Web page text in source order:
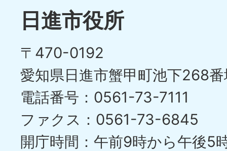
イ
目
の
ス
ラ
イ
ド
日進市役所
〒470-0192
愛知県日進市蟹甲町池下268
電話番号：0561-73-7111
ファクス：0561-73-6845
開庁時間：午前9時から午後5